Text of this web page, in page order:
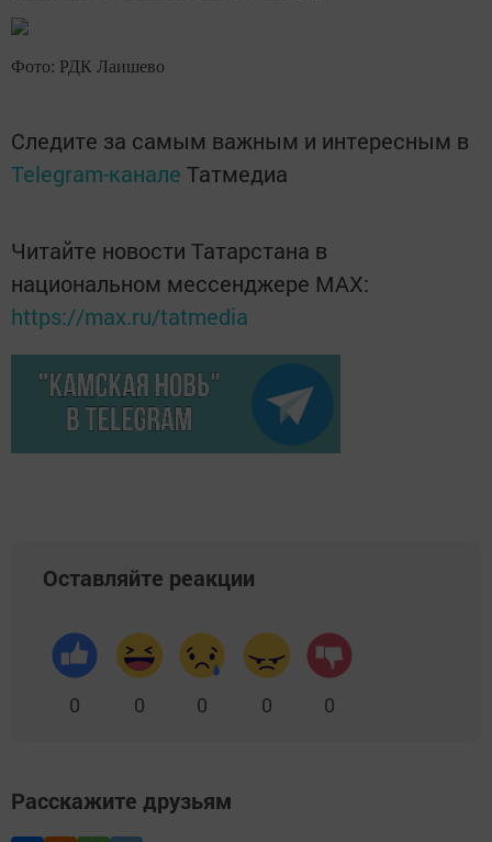
Фото: РДК Лаишево
Следите за самым важным и интересным в
Telegram-канале Татмедиа
Читайте новости Татарстана в
национальном мессенджере MАХ:
https://max.ru/tatmedia
Оставляйте реакции
0 0 0 0 0
Расскажите друзьям